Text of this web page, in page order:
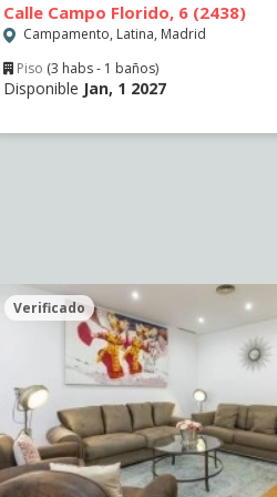
Calle Campo Florido, 6 (2438)
Campamento, Latina, Madrid
Piso (3 habs - 1 baños)
Disponible Jan, 1 2027
Verificado